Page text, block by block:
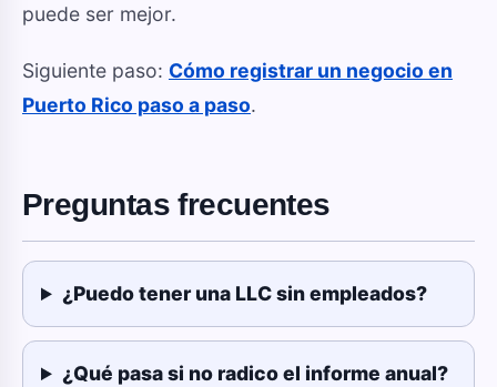
puede ser mejor.
Siguiente paso: Cómo registrar un negocio en
Puerto Rico paso a paso.
Preguntas frecuentes
¿Puedo tener una LLC sin empleados?
¿Qué pasa si no radico el informe anual?